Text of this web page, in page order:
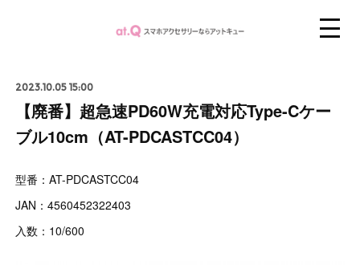
2023.10.05 15:00
【廃番】超急速PD60W充電対応Type-Cケー
ブル10cm（AT-PDCASTCC04）
型番：AT-PDCASTCC04
JAN：4560452322403
入数：10/600